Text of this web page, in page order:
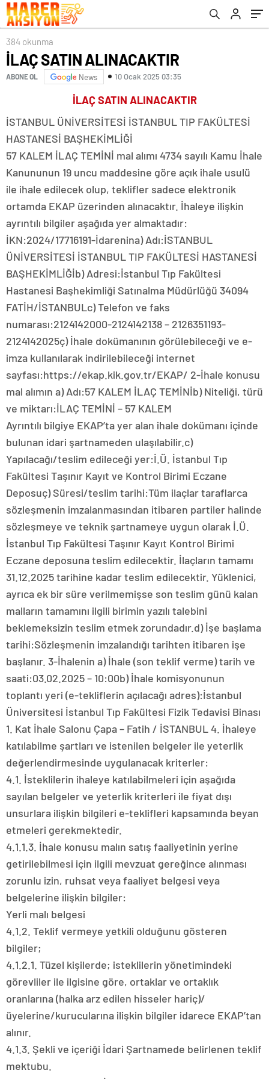
384 okunma
İLAÇ SATIN ALINACAKTIR
ABONE OL News 10 Ocak 2025 03:35
İLAÇ SATIN ALINACAKTIR
İSTANBUL ÜNİVERSİTESİ İSTANBUL TIP FAKÜLTESİ
HASTANESİ BAŞHEKİMLİĞİ
57 KALEM İLAÇ TEMİNİ mal alımı 4734 sayılı Kamu İhale
Kanununun 19 uncu maddesine göre açık ihale usulü
ile ihale edilecek olup, teklifler sadece elektronik
ortamda EKAP üzerinden alınacaktır. İhaleye ilişkin
ayrıntılı bilgiler aşağıda yer almaktadır:
İKN:2024/17716191-İdarenina) Adı:İSTANBUL
ÜNİVERSİTESİ İSTANBUL TIP FAKÜLTESİ HASTANESİ
BAŞHEKİMLİĞİb) Adresi:İstanbul Tıp Fakültesi
Hastanesi Başhekimliği Satınalma Müdürlüğü 34094
FATİH/İSTANBULc) Telefon ve faks
numarası:2124142000-2124142138 – 2126351193-
2124142025ç) İhale dokümanının görülebileceği ve e-
imza kullanılarak indirilebileceği internet
sayfası:https://ekap.kik.gov.tr/EKAP/ 2-İhale konusu
mal alımın a) Adı:57 KALEM İLAÇ TEMİNİb) Niteliği, türü
ve miktarı:İLAÇ TEMİNİ – 57 KALEM
Ayrıntılı bilgiye EKAP’ta yer alan ihale dokümanı içinde
bulunan idari şartnameden ulaşılabilir.c)
Yapılacağı/teslim edileceği yer:İ.Ü. İstanbul Tıp
Fakültesi Taşınır Kayıt ve Kontrol Birimi Eczane
Deposuç) Süresi/teslim tarihi:Tüm ilaçlar taraflarca
sözleşmenin imzalanmasından itibaren partiler halinde
sözleşmeye ve teknik şartnameye uygun olarak İ.Ü.
İstanbul Tıp Fakültesi Taşınır Kayıt Kontrol Birimi
Eczane deposuna teslim edilecektir. İlaçların tamamı
31.12.2025 tarihine kadar teslim edilecektir. Yüklenici,
ayrıca ek bir süre verilmemişse son teslim günü kalan
malların tamamını ilgili birimin yazılı talebini
beklemeksizin teslim etmek zorundadır.d) İşe başlama
tarihi:Sözleşmenin imzalandığı tarihten itibaren işe
başlanır. 3-İhalenin a) İhale (son teklif verme) tarih ve
saati:03.02.2025 – 10:00b) İhale komisyonunun
toplantı yeri (e-tekliflerin açılacağı adres):İstanbul
Üniversitesi İstanbul Tıp Fakültesi Fizik Tedavisi Binası
1. Kat İhale Salonu Çapa – Fatih / İSTANBUL 4. İhaleye
katılabilme şartları ve istenilen belgeler ile yeterlik
değerlendirmesinde uygulanacak kriterler:
4.1. İsteklilerin ihaleye katılabilmeleri için aşağıda
sayılan belgeler ve yeterlik kriterleri ile fiyat dışı
unsurlara ilişkin bilgileri e-teklifleri kapsamında beyan
etmeleri gerekmektedir.
4.1.1.3. İhale konusu malın satış faaliyetinin yerine
getirilebilmesi için ilgili mevzuat gereğince alınması
zorunlu izin, ruhsat veya faaliyet belgesi veya
belgelerine ilişkin bilgiler:
Yerli malı belgesi
4.1.2. Teklif vermeye yetkili olduğunu gösteren
bilgiler;
4.1.2.1. Tüzel kişilerde; isteklilerin yönetimindeki
görevliler ile ilgisine göre, ortaklar ve ortaklık
oranlarına (halka arz edilen hisseler hariç)/
üyelerine/kurucularına ilişkin bilgiler idarece EKAP’tan
alınır.
4.1.3. Şekli ve içeriği İdari Şartnamede belirlenen teklif
mektubu.